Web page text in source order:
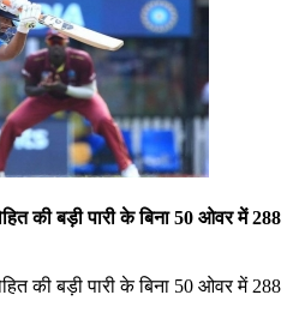
की बड़ी पारी के बिना 50 ओवर में 288
की बड़ी पारी के बिना 50 ओवर में 288